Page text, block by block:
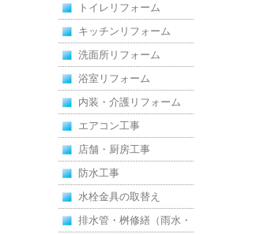
えた全面改修
トイレリフォーム
キッチンリフォーム
洗面所リフォーム
浴室リフォーム
内装・介護リフォーム
エアコン工事
店舗・厨房工事
防水工事
水栓金具の取替え
排水管・桝修繕（雨水・